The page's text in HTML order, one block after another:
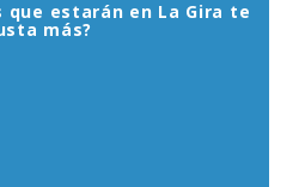
que estarán en La Gira te
más?